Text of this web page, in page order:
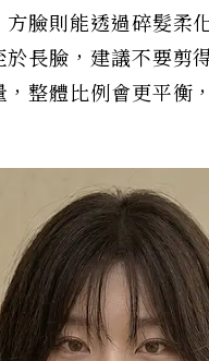
方臉則能透過碎髮柔
於長臉，建議不要剪
，整體比例會更平衡